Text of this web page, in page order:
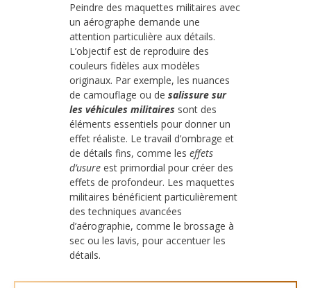
Peindre des maquettes militaires avec
un aérographe demande une
attention particulière aux détails.
L’objectif est de reproduire des
couleurs fidèles aux modèles
originaux. Par exemple, les nuances
de camouflage ou de salissure sur
les véhicules militaires sont des
éléments essentiels pour donner un
effet réaliste. Le travail d’ombrage et
de détails fins, comme les effets
d’usure est primordial pour créer des
effets de profondeur. Les maquettes
militaires bénéficient particulièrement
des techniques avancées
d’aérographie, comme le brossage à
sec ou les lavis, pour accentuer les
détails.